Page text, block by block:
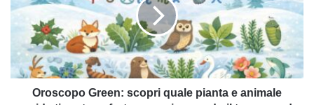
2026)
quale
animale
guida
ti
portanoOroscopo Green: scopri quale pianta e animale